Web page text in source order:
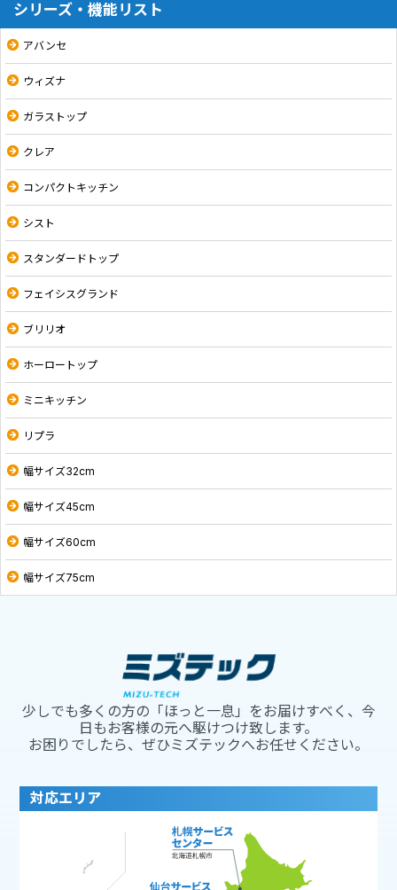
シリーズ・機能リスト
アバンセ
ウィズナ
ガラストップ
クレア
コンパクトキッチン
シスト
スタンダードトップ
フェイシスグランド
ブリリオ
ホーロートップ
ミニキッチン
リプラ
幅サイズ32cm
幅サイズ45cm
幅サイズ60cm
幅サイズ75cm
少しでも多くの方の「ほっと一息」をお届けすべく、今
日もお客様の元へ駆けつけ致します。
お困りでしたら、ぜひミズテックへお任せください。
対応エリア